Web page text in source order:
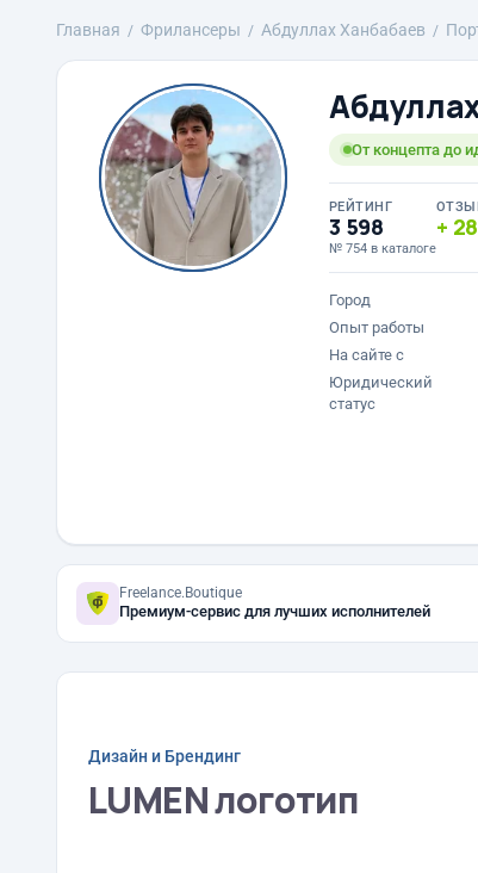
Главная Фрилансеры Абдуллах Ханбабаев
От концепта до
РЕЙТИНГ
3 598
№ 754 в каталоге
28
Город
Опыт работы
На сайте с
Юридический
статус
Freelance.Boutique
Премиум-сервис для лучших исполнителей
Дизайн и Брендинг
LUMEN логотип